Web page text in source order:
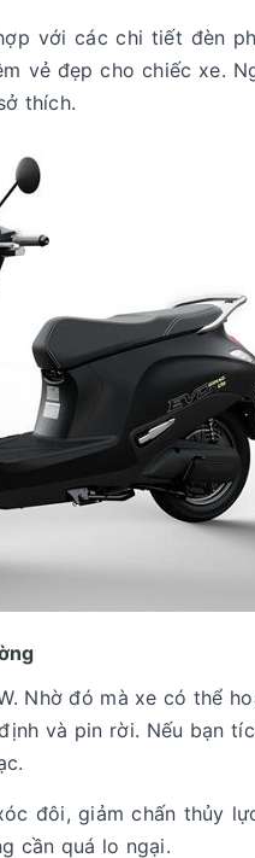
với các chi tiết đèn
vẻ đẹp cho chiếc xe.
thích.
Nhờ đó mà xe có thể
và pin rời. Nếu bạn
đôi, giảm chấn thủy
cần quá lo ngại.